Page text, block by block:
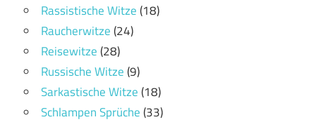
Rassistische Witze(18)
Raucherwitze(24)
Reisewitze(28)
Russische Witze(9)
Sarkastische Witze(18)
Schlampen Sprüche(33)